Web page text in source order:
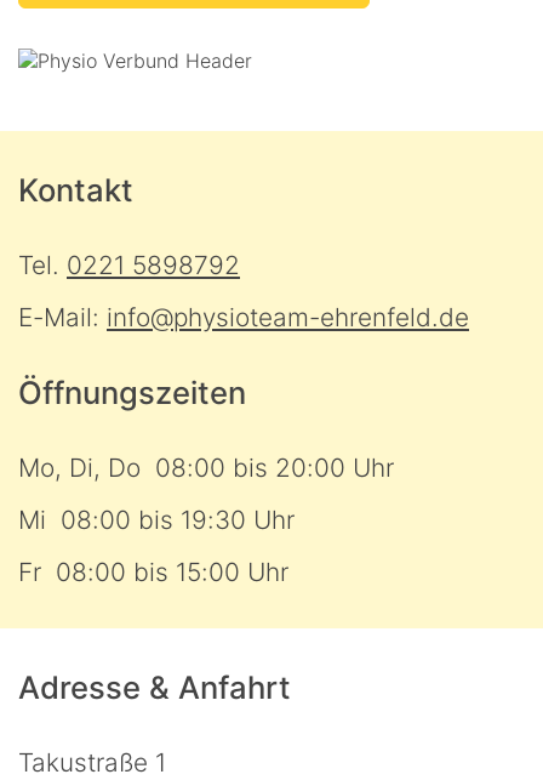
Kontakt
Tel. 0221 5898792
E-Mail: info@physioteam-ehrenfeld.de
Öffnungszeiten
Mo, Di, Do 08:00 bis 20:00 Uhr
Mi 08:00 bis 19:30 Uhr
Fr 08:00 bis 15:00 Uhr
Adresse & Anfahrt
Takustraße 1